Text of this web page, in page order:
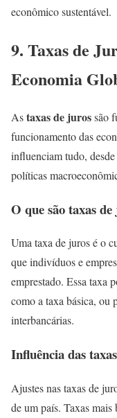
econômico sustentável.
9. Taxas de
Economia
Astaxas de jurossão
funcionamento das
influenciam tudo,
políticas
O que são taxas
Uma taxa de juros é o
que indivíduos e
emprestado. Essa taxa
como a taxa básica, ou
interbancárias.
Influência das
Ajustes nas taxas de
de um país. Taxas mais